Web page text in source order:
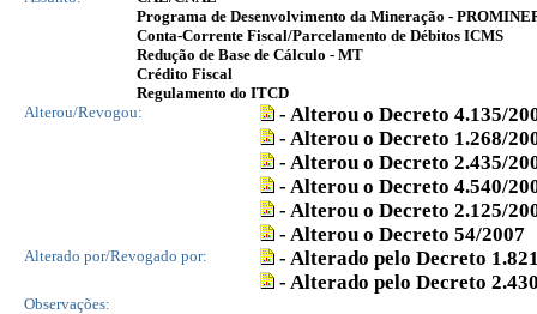
Programa de Desenvolvimento da Mineração -
Conta-Corrente Fiscal/Parcelamento de Débitos ICMS
Redução de Base de Cálculo - MT
Crédito Fiscal
Regulamento do ITCD
Alterou/Revogou:
- Alterou o Decreto 4.135/
- Alterou o Decreto 1.268/
- Alterou o Decreto 2.435/
- Alterou o Decreto 4.540/
- Alterou o Decreto 2.125/
- Alterou o Decreto 54/2007
Alterado por/Revogado por:
- Alterado pelo Decreto
- Alterado pelo Decreto
Observações: